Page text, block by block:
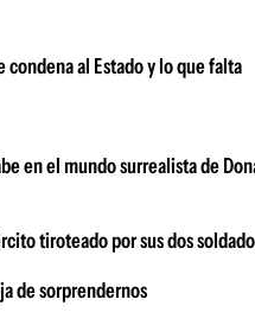
condena al Estado y lo que falta
en el mundo surrealista de
tiroteado por sus dos
de sorprendernos